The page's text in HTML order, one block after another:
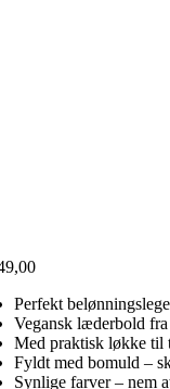
Perfekt
Vegansk læderbold
Med praktisk løkke til
Fyldt med bomuld –
Synlige farver – nem